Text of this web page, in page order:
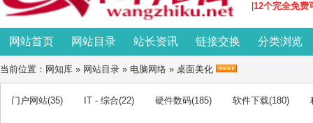
12个完全免费
网站首页 网站目录 站长资讯 链接交换 分类浏览
当前位置： 网知库 » 网站目录 » 电脑网络 » 桌面美化
门户网站(35) IT - 综合(22) 硬件数码(185) 软件下载(180)